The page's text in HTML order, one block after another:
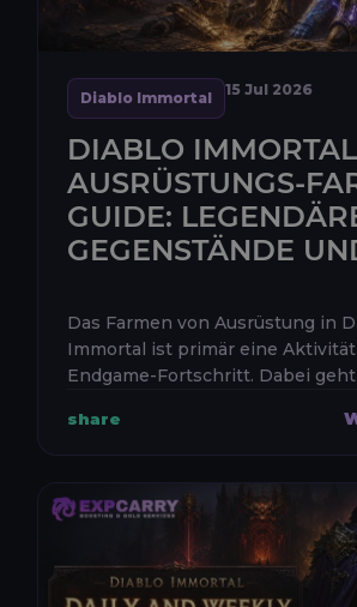
Diablo Immortal 15 Jul 2026
DIABLO IMMORTAL
AUSRÜSTUNGS-
GUIDE:
GEGENSTÄNDE
Das Farmen von Ausrüstung in
Immortal ist primär eine
Endgame-Fortschritt. Dabei geht
sammeln, die Kampfwertung zu
un...
share